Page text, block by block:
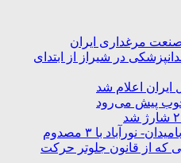
مرغداری ایران
دندانپزشکی در شیراز از ابتدای
ایران اعلام شد
خوب پیش می‌رود
که از قانون جلوتر حرکت